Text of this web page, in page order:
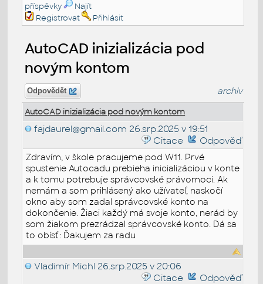
příspěvky
Najít
Registrovat
Přihlásit
AutoCAD inizializácia pod
novým kontom
Odpovědět archiv
AutoCAD inizializácia pod novým kontom
fajdaurel@gmail.com 26.srp.2025 v 19:51
Citace
Odpověď
Zdravím, v škole pracujeme pod W11. Prvé
spustenie Autocadu prebieha inicializáciou v konte
a k tomu potrebuje správcovské právomoci. Ak
nemám a som prihlásený ako užívateľ, naskočí
okno aby som zadal správcovské konto na
dokončenie. Žiaci každý má svoje konto, nerád by
som žiakom prezrádzal správcovské konto. Dá sa
to obísť: Ďakujem za radu
Vladimír Michl 26.srp.2025 v 20:06
Citace
Odpověď